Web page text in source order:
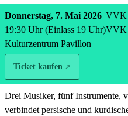
Donnerstag, 7. Mai 2026
19:30 Uhr(Einlass 19 Uhr)
Kulturzentrum Pavillon
VVK
VVK
Ticket kaufen
Drei Musiker, fünf Instrumente,
verbindet persische und